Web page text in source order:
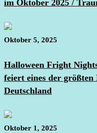
im Oktober 2025 /
Oktober 5, 2025
Halloween Fright
feiert eines der größten
Deutschland
Oktober 1, 2025